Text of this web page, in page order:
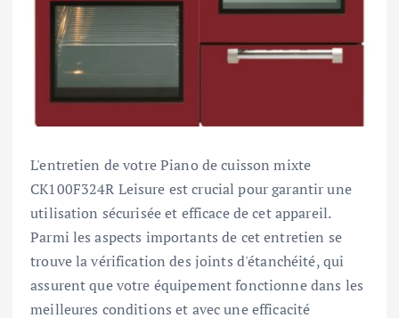
L'entretien de votre Piano de cuisson mixte
CK100F324R Leisure est crucial pour garantir une
utilisation sécurisée et efficace de cet appareil.
Parmi les aspects importants de cet entretien se
trouve la vérification des joints d'étanchéité, qui
assurent que votre équipement fonctionne dans les
meilleures conditions et avec une efficacité